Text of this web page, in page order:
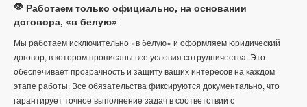
Работаем только официально, на основании
договора, «в белую»
Мы работаем исключительно «в белую» и оформляем юридический
договор, в котором прописаны все условия сотрудничества. Это
обеспечивает прозрачность и защиту ваших интересов на каждом
этапе работы. Все обязательства фиксируются документально, что
гарантирует точное выполнение задач в соответствии с